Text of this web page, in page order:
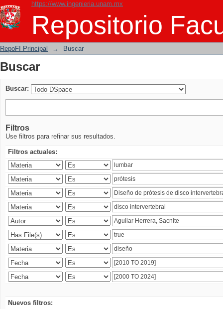
https://www.ingenieria.unam.mx
Repositorio
Buscar
RepoFI Principal → Buscar
Buscar
Buscar:
Filtros
Use filtros para refinar sus resultados.
Filtros actuales:
Nuevos filtros: